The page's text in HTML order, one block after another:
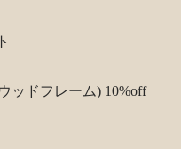
ッドフレーム) 10%off